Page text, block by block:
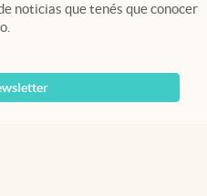
noticias que tenés que conocer